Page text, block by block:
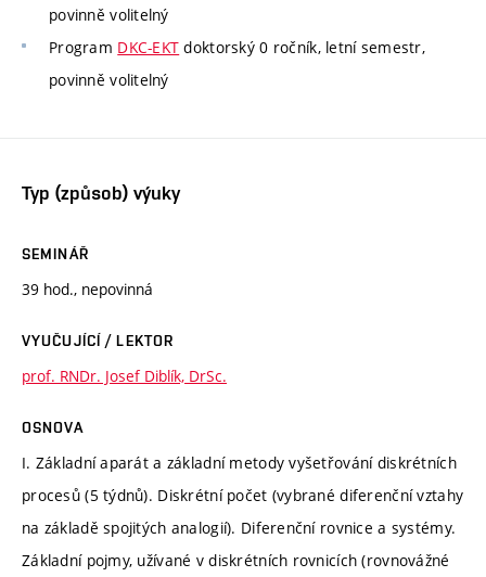
povinně volitelný
Program DKC-EKT doktorský 0 ročník, letní semestr,
povinně volitelný
Typ (způsob) výuky
SEMINÁŘ
39 hod., nepovinná
VYUČUJÍCÍ / LEKTOR
prof. RNDr. Josef Diblík, DrSc.
OSNOVA
I. Základní aparát a základní metody vyšetřování diskrétních
procesů (5 týdnů). Diskrétní počet (vybrané diferenční vztahy
na základě spojitých analogií). Diferenční rovnice a systémy.
Základní pojmy, užívané v diskrétních rovnicích (rovnovážné